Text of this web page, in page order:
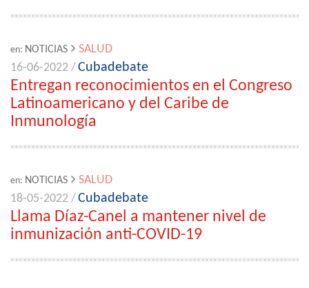
en: NOTICIAS
SALUD
16-06-2022 /Cubadebate
Entregan reconocimientos en el Congreso
Latinoamericano y del Caribe de
Inmunología
en: NOTICIAS
SALUD
18-05-2022 /Cubadebate
Llama Díaz-Canel a mantener nivel de
inmunización anti-COVID-19